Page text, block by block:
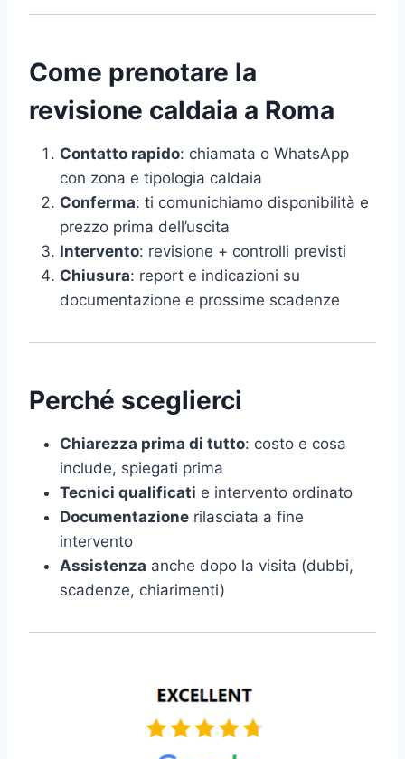
Come prenotare la
revisione caldaia a Roma
Contatto rapido: chiamata o WhatsApp
con zona e tipologia caldaia
Conferma: ti comunichiamo disponibilità e
prezzo prima dell’uscita
Intervento: revisione + controlli previsti
Chiusura: report e indicazioni su
documentazione e prossime scadenze
Perché sceglierci
Chiarezza prima di tutto: costo e cosa
include, spiegati prima
Tecnici qualificati e intervento ordinato
Documentazione rilasciata a fine
intervento
Assistenza anche dopo la visita (dubbi,
scadenze, chiarimenti)